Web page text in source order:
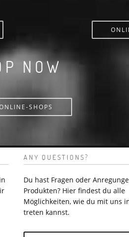
NOW
SHOPS
ANY QUESTIONS?
Du hast Fragen oder
Produkten? Hier findest du alle
Möglichkeiten, wie du mit uns
treten kannst.